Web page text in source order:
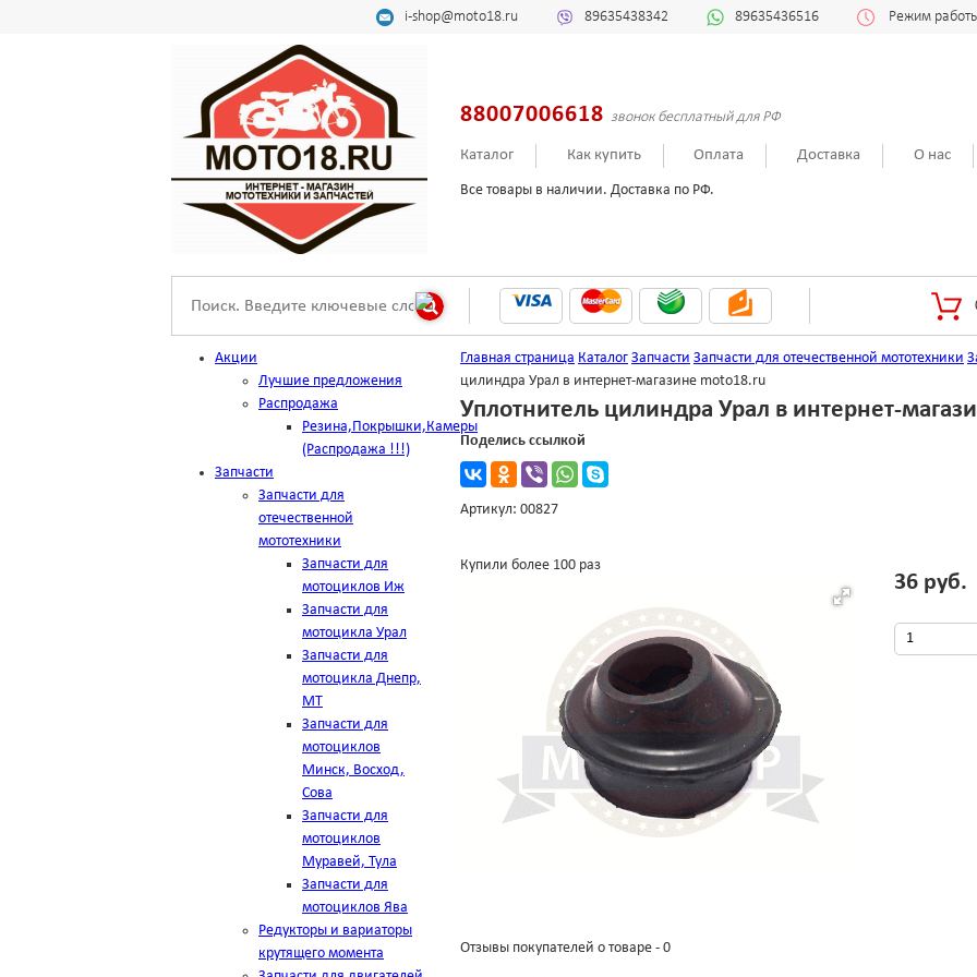
i-shop@moto18.ru 89635438342 89635436516 Режим
88007006618 звонок бесплатный для РФ
Каталог Как купить Оплата Доставка О нас
Все товары в наличии. Доставка по РФ.
Акции
Лучшие предложения
Распродажа
Резина,Покрышки,Камеры
(Распродажа !!!)
Запчасти
Запчасти для
отечественной
мототехники
Запчасти для
мотоциклов Иж
Запчасти для
мотоцикла Урал
Запчасти для
мотоцикла Днепр,
МТ
Запчасти для
мотоциклов
Минск, Восход,
Сова
Запчасти для
мотоциклов
Муравей, Тула
Запчасти для
мотоциклов Ява
Редукторы и вариаторы
крутящего момента
Главная страница Каталог Запчасти Запчасти для отечественной мототехники
цилиндра Урал в интернет-магазине moto18.ru
Уплотнитель цилиндра Урал в интернет-
Поделись ссылкой
Артикул: 00827
Купили более 100 раз
36 руб.
Отзывы покупателей о товаре - 0